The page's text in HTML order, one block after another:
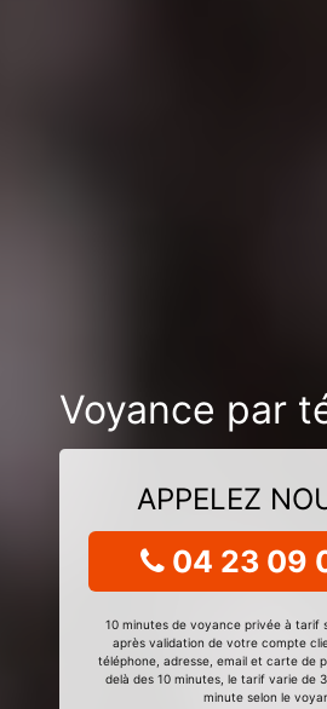
Voyance par
APPELEZ
04 23 09
10 minutes de voyance privée à tarif
après validation de votre compte
téléphone, adresse, email et carte de
delà des 10 minutes, le tarif varie de
minute selon le